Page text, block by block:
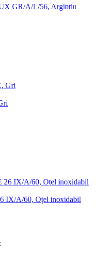
GR/A/L/56, Argintiu
IX/A/60, Oțel inoxidabil